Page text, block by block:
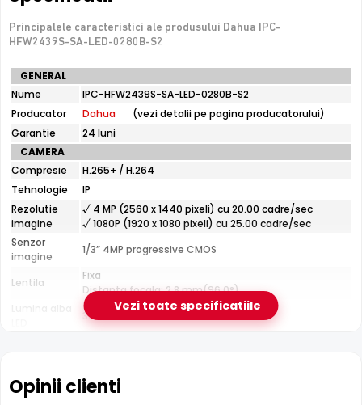
Dahua IPC-HFW2439S-SA-LED-0280B-S2 dispune de
microfon incorporatcare permite inregistrarea audio in
timp real. Sunetul se sincronizeaza cu imaginea video,
utila pentru verificarea evenimentelor si conversatiilor din
zona monitorizata.
FunctiaTRUE WDRoferita de senzorul de imagine al
camerei Dahua IPC-HFW2439S-SA-LED-0280B-S2,
compenseaza atat imaginea din prim plan, cat si
imaginea de fundal, in zone cu contrast puternic de
iluminare, oferind detalii clare pe intreaga scena.
Principalele caracteristici ale produsului Dahua IPC-
HFW2439S-SA-LED-0280B-S2
Specificatii
tehnice
Dahua
IPC-
HFW2439S-
SA-
LED-
0280B-
S2
GENERAL
Nume
IPC-HFW2439S-SA-LED-0280B-S2
Producator
Dahua
(vezi detalii pe pagina producatorului)
Garantie
24 luni
CAMERA
Compresie
H.265+ / H.264
Tehnologie
IP
Rezolutie
imagine
√ 4 MP (2560 x 1440 pixeli) cu 20.00 cadre/sec
√ 1080P (1920 x 1080 pixeli) cu 25.00 cadre/sec
Senzor
imagine
1/3” 4MP progressive CMOS
Lentila
Fixa
Distanta focala: 2.8 mm(96.0°)
30 m
Protectie
Exterior
Material
Vezi toate specificatiile
Opinii clienti